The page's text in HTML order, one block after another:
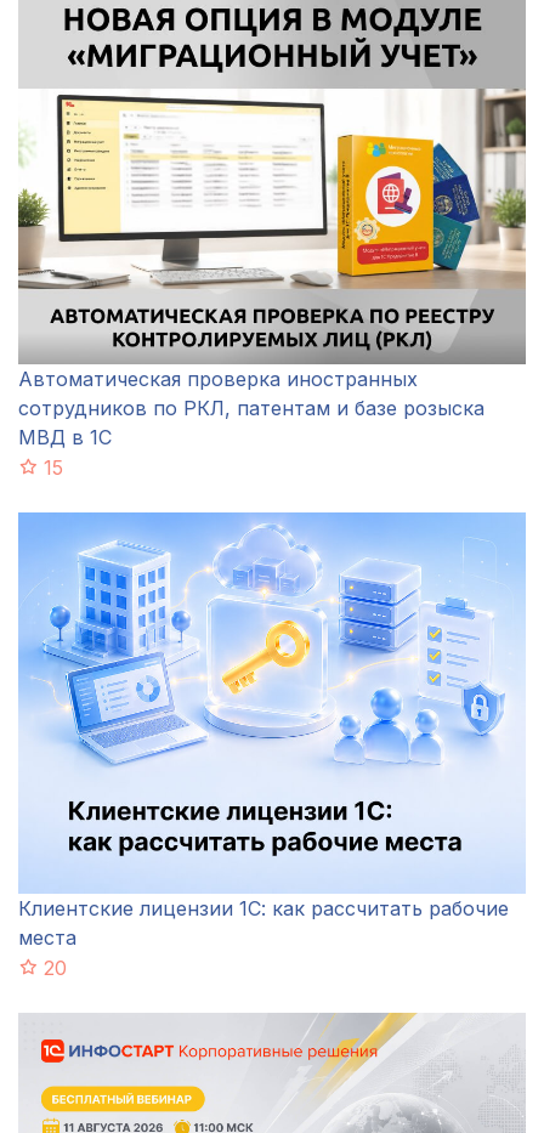
Автоматическая проверка иностранных
сотрудников по РКЛ, патентам и базе розыска
МВД в 1С
15
Клиентские лицензии 1С: как рассчитать рабочие
места
20